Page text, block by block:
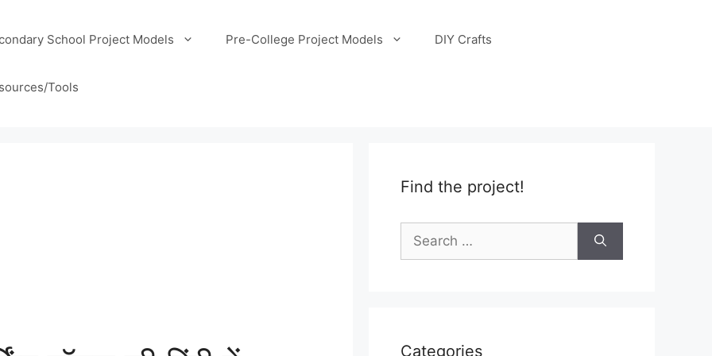
School Project Models Pre-College Project Models DIY Crafts
Tools
Find the project!
Search
for:
Categories